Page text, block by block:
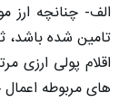
الف- چنانچه ارز
تامین شده باشد،
اقلام پولی ارزی
های مربوطه